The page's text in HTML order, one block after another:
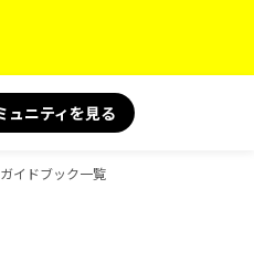
ュニティを見る
イドブック一覧